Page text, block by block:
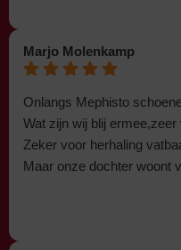
Marjo Molenkamp
Onlangs Mephisto
Wat zijn wij blij
Zeker voor herhaling
Maar onze dochter woont